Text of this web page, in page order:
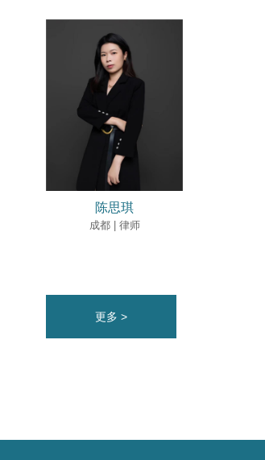
陈思琪
成都 | 律师
更多 >